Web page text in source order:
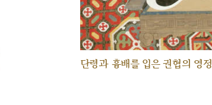
단령과 흉배를 입은 권협의 영정